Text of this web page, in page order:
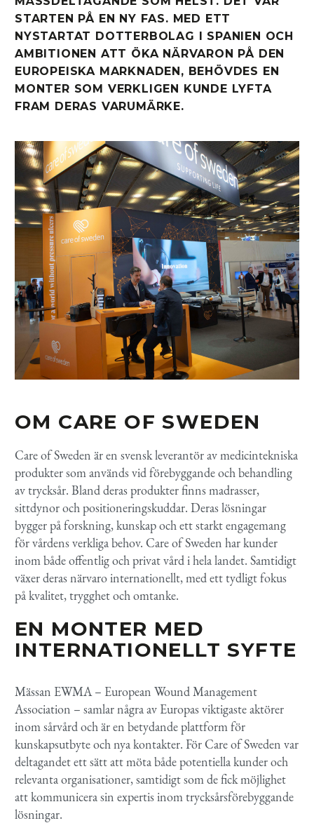
STARTEN PÅ EN NY FAS. MED ETT
NYSTARTAT DOTTERBOLAG I SPANIEN OCH
AMBITIONEN ATT ÖKA NÄRVARON PÅ DEN
EUROPEISKA MARKNADEN, BEHÖVDES EN
MONTER SOM VERKLIGEN KUNDE LYFTA
FRAM DERAS VARUMÄRKE.
OM CARE OF SWEDEN
CareofSweden är en svensk leverantör av medicintekniska
produkter som används vid förebyggande och behandling
av trycksår. Bland deras produkter finns madrasser,
sittdynor och positioneringskuddar. Deras lösningar
bygger på forskning, kunskap och ett starkt engagemang
för vårdens verkliga behov. CareofSweden har kunder
inom både offentlig och privat vård i hela landet. Samtidigt
växer deras närvaro internationellt, med ett tydligt fokus
på kvalitet, trygghet och omtanke.
EN MONTER MED
INTERNATIONELLT SYFTE
Mässan EWMA – European Wound Management
Association – samlar några av Europas viktigaste aktörer
inom sårvård och är en betydande plattform för
kunskapsutbyte och nya kontakter. För CareofSweden var
deltagandet ett sätt att möta både potentiella kunder och
relevanta organisationer, samtidigt som de fick möjlighet
att kommunicera sin expertis inom trycksårsförebyggande
lösningar.